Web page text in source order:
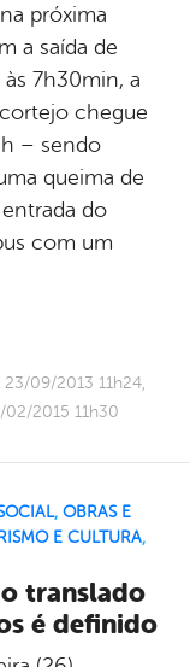
próxima
a saída de
às 7h30min, a
chegue
– sendo
queima de
do
com um
09/2013 11h24,
2015 11h30
, OBRAS E
E CULTURA,
translado
é definido